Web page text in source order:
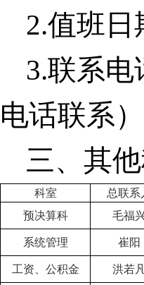
2.值班日
3.联系电
电话联系）
三、其
科室 总联系
预决算科
毛福
系统管理 崔阳
工资、公积金 洪若